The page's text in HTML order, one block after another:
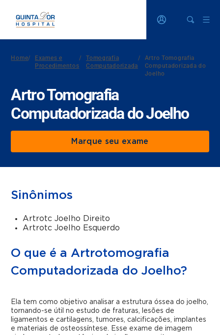
Home/
Exames e
Procedimentos
/
Tomografia
Computadorizada
/
Artro Tomografia
Computadorizada do
Joelho
Artro Tomografia
Computadorizada do Joelho
Marque seu exame
Sinônimos
Artrotc Joelho Direito
Artrotc Joelho Esquerdo
O que é a Artrotomografia
Computadorizada do Joelho?
Ela tem como objetivo analisar a estrutura óssea do joelho,
tornando-se útil no estudo de fraturas, lesões de
ligamentos e cartilagens, tumores, calcificações, implantes
e materiais de osteossíntese. Esse exame de imagem